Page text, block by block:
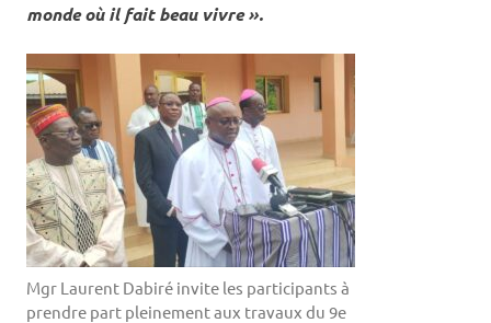
monde où il fait beau vivre ».
Mgr Laurent Dabiré invite les participants à
prendre part pleinement aux travaux du 9e